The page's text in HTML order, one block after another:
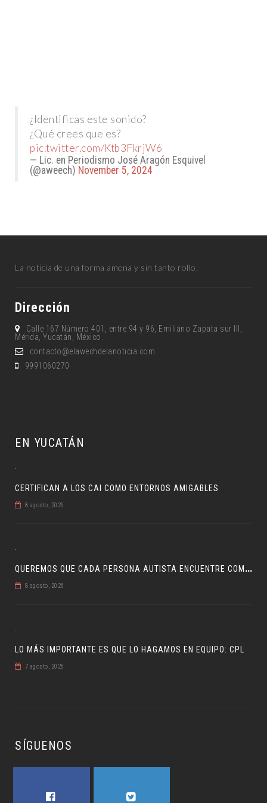
¿Identificas este sonido?
¿Qué crees que es?
pic.twitter.com/Ktb3FkrjW6
— Lic. en Periodismo José Aragón Esquivel
(@aweech) November 5, 2024
La noticia de una forma amena y sin tanto rollo.
Dirección
Calle 167 Número 401, entre 94 y 96, Emiliano Zapata sur lll,
Mérida, Yucatán, México.
contacto@elawechdelanoticia.com
9991060270
EN YUCATÁN
CERTIFICAN A LOS CAI COMO ENTORNOS AMIGABLES
8 agosto, 2026
Q
UEREMOS QUE CADA PERSONA AUTISTA ENCUENTRE COMPRENSIÓN: JDM
8 agosto, 2026
LO MÁS IMPORTANTE ES QUE LO HAGAMOS EN EQUIPO: CPL
7 agosto, 2026
SÍGUENOS